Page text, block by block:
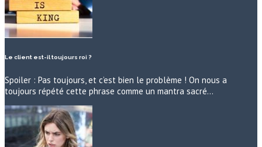
Le client est-il toujours roi ?
Spoiler : Pas toujours, et c’est bien le problème ! On nous a
toujours répété cette phrase comme un mantra sacré…